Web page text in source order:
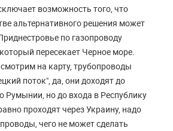
возможность того, что
альтернативного решения может
по газопроводу
пересекает Черное море.
на карту, трубопроводы
поток", да, они доходят до
Румынии, но до входа в Республику
проходят через Украину, надо
чего не может сделать